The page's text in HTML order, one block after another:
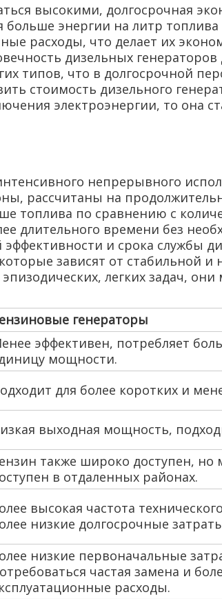
высокими, долгосрочная
энергии на литр
расходы, что делает их
дизельных генераторов
типов, что в долгосрочной
стоимость дизельного
электроэнергии, то она
непрерывного
рассчитаны на
топлива по сравнению с
длительного времени без
и срока службы
зависят от стабильной и
легких задач,
генераторы
эффективен, потребляет
мощности.
для более коротких и
выходная мощность,
также широко доступен, но
в отдаленных районах.
высокая частота
низкие долгосрочные
низкие первоначальные
частая замена и
расходы.